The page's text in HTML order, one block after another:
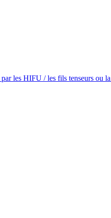
les HIFU / les fils tenseurs ou